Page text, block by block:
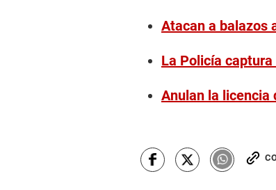
Atacan a balazos
La Policía captura
Anulan la licencia